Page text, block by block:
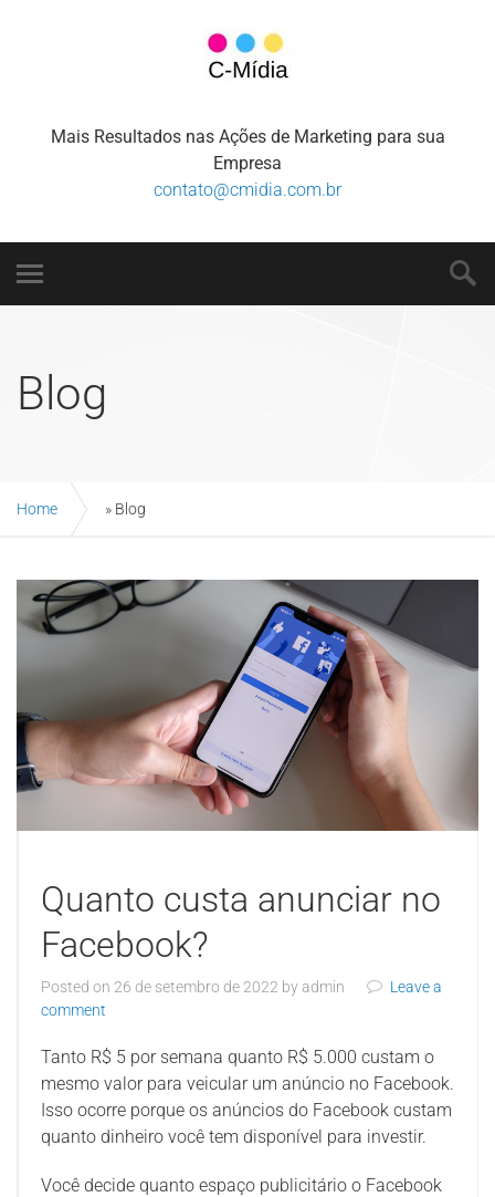
Mais Resultados nas Ações de Marketing para sua
Empresa
contato@cmidia.com.br
Blog
Home » Blog
Quanto custa anunciar no
Facebook?
Posted on 26 de setembro de 2022 byadmin
Leave a
comment
Tanto R$ 5 por semana quanto R$ 5.000 custam o
mesmo valor para veicular um anúncio no Facebook.
Isso ocorre porque os anúncios do Facebook custam
quanto dinheiro você tem disponível para investir.
Você decide quanto espaço publicitário o Facebook